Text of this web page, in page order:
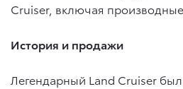
Cruiser, включая
История и продажи
Легендарный Land Cruiser